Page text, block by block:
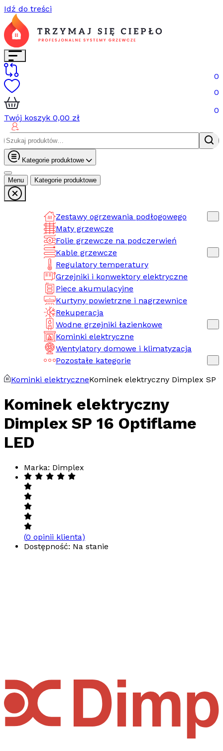
Idź do treści
0
0
0
Twój koszyk 0,00 zł
Szukaj:
Kategorie produktowe
Menu Kategorie produktowe
Zestawy ogrzewania podłogowego
Maty grzewcze
Folie grzewcze na podczerwień
Kable grzewcze
Regulatory temperatury
Grzejniki i konwektory elektryczne
Piece akumulacyjne
Kurtyny powietrzne i nagrzewnice
Rekuperacja
Wodne grzejniki łazienkowe
Kominki elektryczne
Wentylatory domowe i klimatyzacja
Pozostałe kategorie
Kominki elektryczneKominek elektryczny Dimplex SP
Kominek elektryczny
Dimplex SP 16 Optiflame
LED
Marka: Dimplex
(0 opinii klienta)
Dostępność: Na stanie